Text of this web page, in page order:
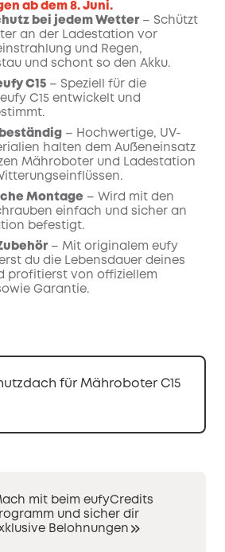
ab dem 8. Juni.
bei jedem Wetter – Schützt
an der Ladestation vor
und Regen,
und schont so den Akku.
C15 – Speziell für die
C15 entwickelt und
– Hochwertige, UV-
halten dem Außeneinsatz
Mähroboter und Ladestation
Montage – Wird mit den
einfach und sicher an
befestigt.
– Mit originalem eufy
du die Lebensdauer deines
profitierst von offiziellem
Garantie.
für Mähroboter C15
mit beim eufyCredits
und sicher dir
Belohnungen